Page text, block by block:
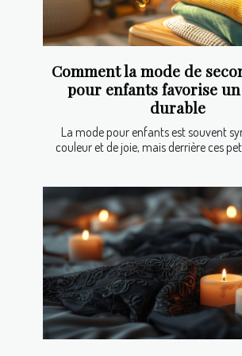
Comment la mode de
pour enfants favorise
durable
La mode pour enfants est souvent
couleur et de joie, mais derrière ces